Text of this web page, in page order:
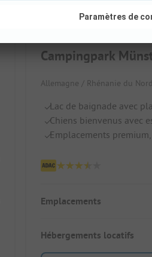
Allemagne / Rhénanie du
Lac de baignade avec
Chiens bienvenus avec
Emplacements
Emplacements
Hébergements locatifs